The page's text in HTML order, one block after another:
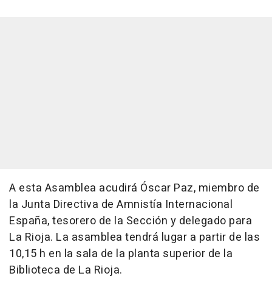
A esta Asamblea acudirá Óscar Paz, miembro de
la Junta Directiva de Amnistía Internacional
España, tesorero de la Sección y delegado para
La Rioja. La asamblea tendrá lugar a partir de las
10,15 h en la sala de la planta superior de la
Biblioteca de La Rioja.